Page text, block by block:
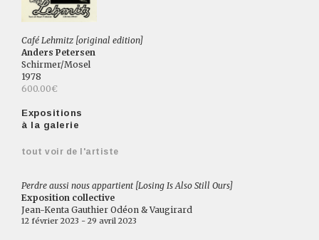
Café Lehmitz [original edition]
Anders Petersen
Schirmer/Mosel
1978
600.00€
Expositions
à la galerie
tout voir de l'artiste
Perdre aussi nous appartient [Losing Is Also Still Ours]
Exposition collective
Jean-Kenta Gauthier Odéon & Vaugirard
12 février 2023 - 29 avril 2023